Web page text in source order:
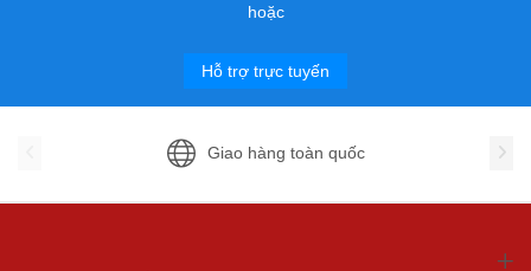
hoặc
Hỗ trợ trực tuyến
Giao hàng toàn quốc